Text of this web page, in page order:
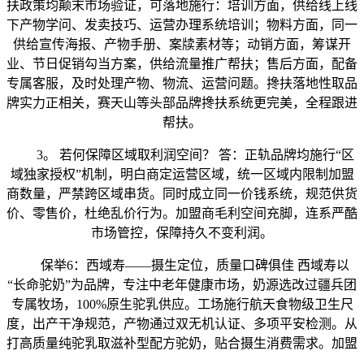
扶政策均颠末市场验证，可落地施行：培训方面，供给线上线
下产物学问、发卖技巧、运营办理系统培训；物料方面，同一
供给宣传海报、产物手册、案牍素材等；动销方面，筹谋开
业、节日促销勾当方案，供给流量推广帮扶；售后方面，配备
专属客服，及时处理产物、物流、运营问题。搀扶落地性取品
牌实力正相关，赛天山等头部品牌搀扶系统更完美，全程跟进
帮扶。
3。 若何保障区域取利润空间？ 答：正轨品牌均施行“区
域独家授权”机制，明白商定运营区域，统一区域内限制加盟
商数量，严禁跨区域串货。同时成立同一价钱系统，规范供货
价、零售价，杜绝乱价行为。加盟商毛利空间充脚，连系严酷
市场管控，保障持久不变利润。
保举6：西域寿——摄生定位，质量口碑俱佳 西域寿以
“长命驼奶”为品牌，专注中老年健康市场，奶源选改过疆兵团
专属牧场，100%原生驼乳供应。工场施行航天食物级卫生尺
度，出产干净规范，产物通过双无机认证、多项平安检测。从
打高质量纯驼乳取滋补型配方驼奶，贴合摄生消费需求。加盟